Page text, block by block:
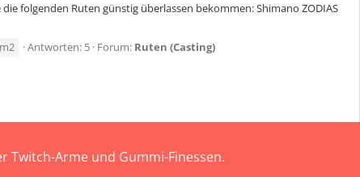
folgenden Ruten günstig überlassen bekommen: Shimano ZODIAS
Antworten: 5 Forum: Ruten (Casting)
Twitch-Arme und Gummi-Finessen.